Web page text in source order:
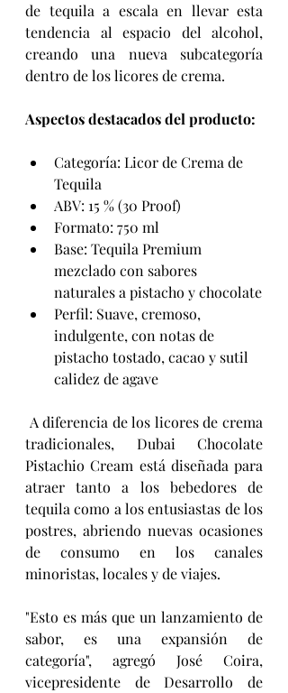
de tequila a escala en llevar esta
tendencia al espacio del alcohol,
creando una nueva subcategoría
dentro de los licores de crema.
Aspectos destacados del producto:
Categoría: Licor de Crema de
Tequila
ABV: 15 % (30 Proof)
Formato: 750 ml
Base: Tequila Premium
mezclado con sabores
naturales a pistacho y chocolate
Perfil: Suave, cremoso,
indulgente, con notas de
pistacho tostado, cacao y sutil
calidez de agave
A diferencia de los licores de crema
tradicionales, Dubai Chocolate
Pistachio Cream está diseñada para
atraer tanto a los bebedores de
tequila como a los entusiastas de los
postres, abriendo nuevas ocasiones
de consumo en los canales
minoristas, locales y de viajes.
"Esto es más que un lanzamiento de
sabor, es una expansión de
categoría", agregó José Coira,
vicepresidente de Desarrollo de